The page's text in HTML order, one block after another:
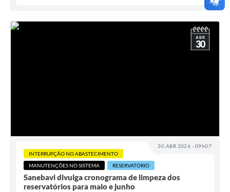
30 ABR 2026 - 09h07
ABR
30
INTERRUPÇÃO NO ABASTECIMENTO
MANUTENÇÕES NO SISTEMA
RESERVATÓRIO
Sanebavi divulga cronograma de limpeza dos
reservatórios para maio e junho